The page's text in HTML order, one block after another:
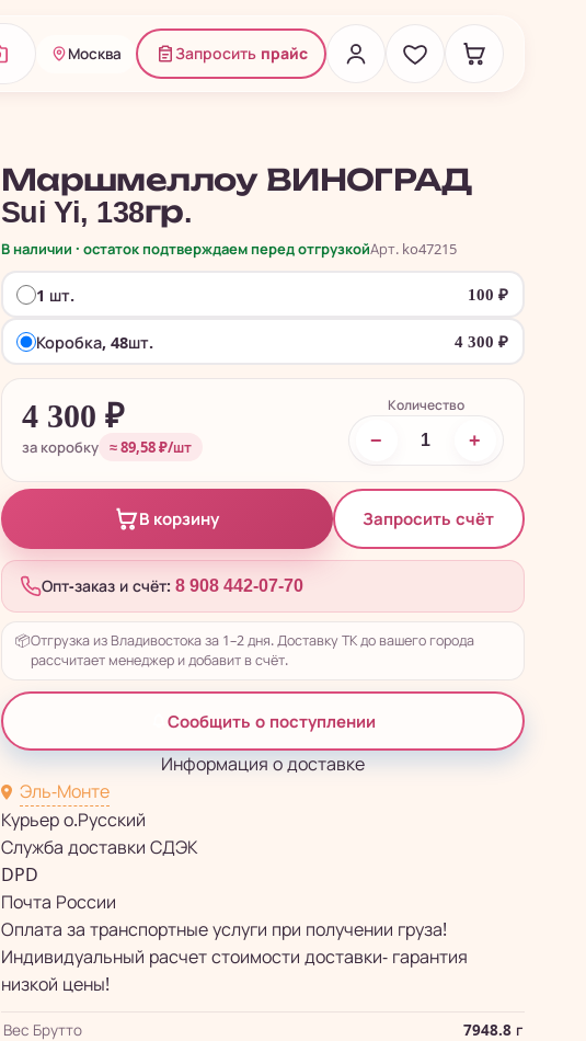
Москва Запросить прайс
Маршмеллоу ВИНОГРАД
Sui Yi, 138гр.
В наличии · остаток подтверждаем перед отгрузкойАрт. ko47215
1 шт. 100₽
Коробка, 48шт. 4 300₽
4 300 ₽
за коробку ≈ 89,58 ₽/шт
Количество
− +
В корзину Запросить счёт
Опт-заказ и счёт: 8 908 442-07-70
📦Отгрузка из Владивостока за 1–2 дня. Доставку ТК до вашего города
рассчитает менеджер и добавит в счёт.
Сообщить о поступлении
Информация о доставке
Эль-Монте
Курьер о.Русский
Служба доставки СДЭК
DPD
Почта России
Оплата за транспортные услуги при получении груза!
Индивидуальный расчет стоимости доставки- гарантия
низкой цены!
Вес Брутто
7948.8 г